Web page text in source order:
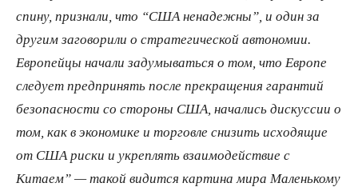
спину, признали, что “США ненадежны”, и один за
другим заговорили о стратегической автономии.
Европейцы начали задумываться о том, что Европе
следует предпринять после прекращения гарантий
безопасности со стороны США, начались дискуссии о
том, как в экономике и торговле снизить исходящие
от США риски и укреплять взаимодействие с
Китаем” — такой видится картина мира Маленькому